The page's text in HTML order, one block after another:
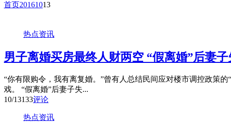
首页20161013
热点资讯
男子离婚买房最终人财两空 “假离婚”后妻子
“你有限购令，我有离复婚。”曾有人总结民间应对楼市调控政策
戏。 “假离婚”后妻子失...
10/13133评论
热点资讯